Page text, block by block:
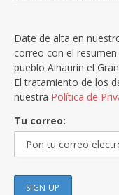
Date de alta en
correo con el
pueblo Alhaurín el
El tratamiento de los
nuestra Política de
Tu correo: